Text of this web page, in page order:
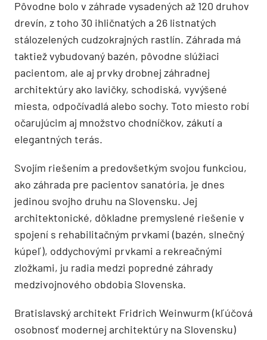
Pôvodne bolo v záhrade vysadených až 120 druhov
drevín, z toho 30 ihličnatých a 26 listnatých
stálozelených cudzokrajných rastlín. Záhrada má
taktiež vybudovaný bazén, pôvodne slúžiaci
pacientom, ale aj prvky drobnej záhradnej
architektúry ako lavičky, schodiská, vyvýšené
miesta, odpočívadlá alebo sochy. Toto miesto robí
očarujúcim aj množstvo chodníčkov, zákutí a
elegantných terás.
Svojím riešením a predovšetkým svojou funkciou,
ako záhrada pre pacientov sanatória, je dnes
jedinou svojho druhu na Slovensku. Jej
architektonické, dôkladne premyslené riešenie v
spojení s rehabilitačným prvkami (bazén, slnečný
kúpeľ), oddychovými prvkami a rekreačnými
zložkami, ju radia medzi popredné záhrady
medzivojnového obdobia Slovenska.
Bratislavský architekt Fridrich Weinwurm (kľúčová
osobnosť modernej architektúry na Slovensku)